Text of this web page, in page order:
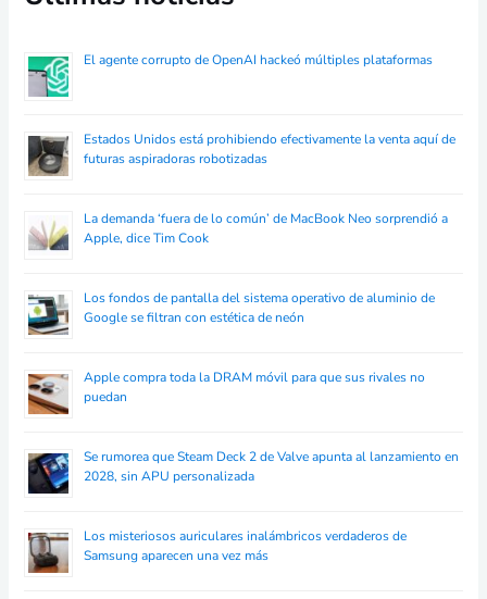
El agente corrupto de OpenAI hackeó múltiples plataformas
Estados Unidos está prohibiendo efectivamente la venta aquí de
futuras aspiradoras robotizadas
La demanda ‘fuera de lo común’ de MacBook Neo sorprendió a
Apple, dice Tim Cook
Los fondos de pantalla del sistema operativo de aluminio de
Google se filtran con estética de neón
Apple compra toda la DRAM móvil para que sus rivales no
puedan
Se rumorea que Steam Deck 2 de Valve apunta al lanzamiento en
2028, sin APU personalizada
Los misteriosos auriculares inalámbricos verdaderos de
Samsung aparecen una vez más